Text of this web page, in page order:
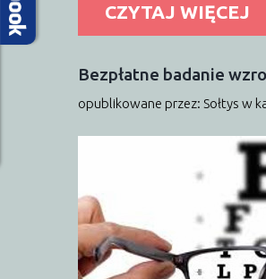
CZYTAJ WIĘCEJ
Bezpłatne badanie
opublikowane przez: Sołtys w